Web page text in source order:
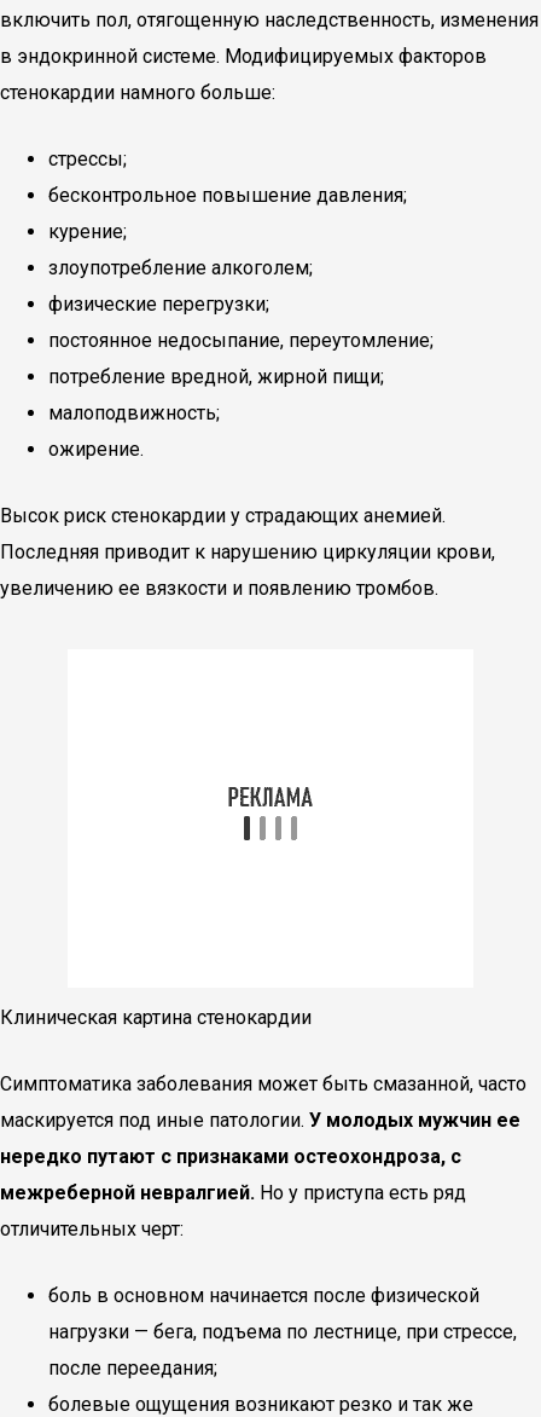
включить пол, отягощенную наследственность, изменения
в эндокринной системе. Модифицируемых факторов
стенокардии намного больше:
стрессы;
бесконтрольное повышение давления;
курение;
злоупотребление алкоголем;
физические перегрузки;
постоянное недосыпание, переутомление;
потребление вредной, жирной пищи;
малоподвижность;
ожирение.
Высок риск стенокардии у страдающих анемией.
Последняя приводит к нарушению циркуляции крови,
увеличению ее вязкости и появлению тромбов.
Клиническая картина стенокардии
Симптоматика заболевания может быть смазанной, часто
маскируется под иные патологии. У молодых мужчин ее
нередко путают с признаками остеохондроза, с
межреберной невралгией. Но у приступа есть ряд
отличительных черт:
боль в основном начинается после физической
нагрузки — бега, подъема по лестнице, при стрессе,
после переедания;
болевые ощущения возникают резко и так же